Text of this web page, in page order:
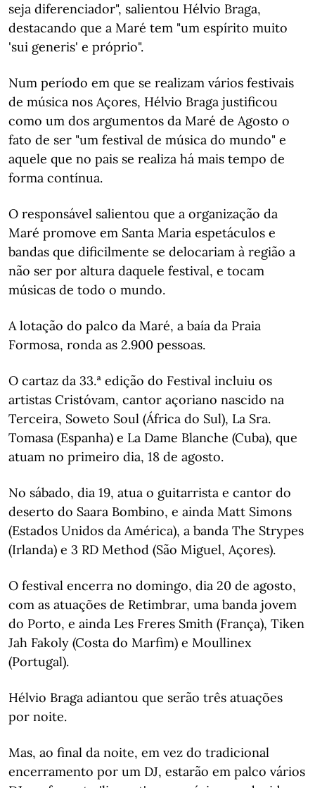
seja diferenciador", salientou Hélvio Braga,
destacando que a Maré tem "um espírito muito
'sui generis' e próprio".
Num período em que se realizam vários festivais
de música nos Açores, Hélvio Braga justificou
como um dos argumentos da Maré de Agosto o
fato de ser "um festival de música do mundo" e
aquele que no pais se realiza há mais tempo de
forma contínua.
O responsável salientou que a organização da
Maré promove em Santa Maria espetáculos e
bandas que dificilmente se delocariam à região a
não ser por altura daquele festival, e tocam
músicas de todo o mundo.
A lotação do palco da Maré, a baía da Praia
Formosa, ronda as 2.900 pessoas.
O cartaz da 33.ª edição do Festival incluiu os
artistas Cristóvam, cantor açoriano nascido na
Terceira, Soweto Soul (África do Sul), La Sra.
Tomasa (Espanha) e La Dame Blanche (Cuba), que
atuam no primeiro dia, 18 de agosto.
No sábado, dia 19, atua o guitarrista e cantor do
deserto do Saara Bombino, e ainda Matt Simons
(Estados Unidos da América), a banda The Strypes
(Irlanda) e 3 RD Method (São Miguel, Açores).
O festival encerra no domingo, dia 20 de agosto,
com as atuações de Retimbrar, uma banda jovem
do Porto, e ainda Les Freres Smith (França), Tiken
Jah Fakoly (Costa do Marfim) e Moullinex
(Portugal).
Hélvio Braga adiantou que serão três atuações
por noite.
Mas, ao final da noite, em vez do tradicional
encerramento por um DJ, estarão em palco vários